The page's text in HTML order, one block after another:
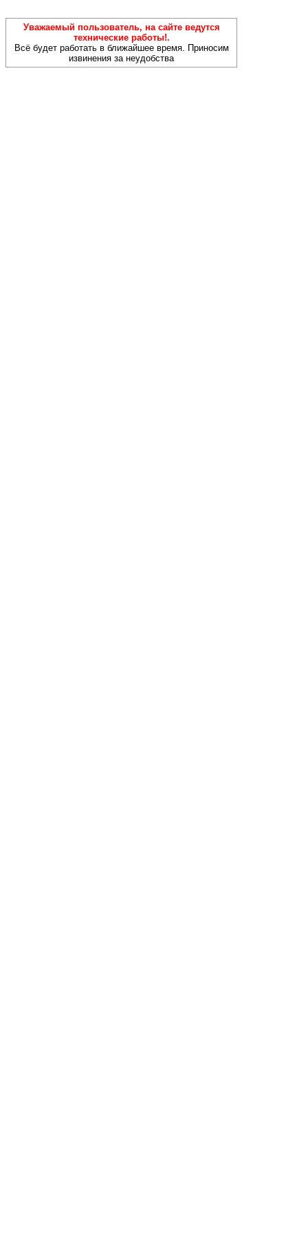
Уважаемый пользователь, на сайте ведутся
технические работы!.
Всё будет работать в ближайшее время. Приносим
извинения за неудобства